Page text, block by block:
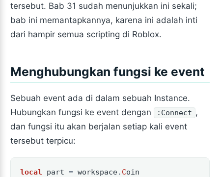
tersebut. Bab 31 sudah menunjukkan ini sekali;
bab ini memantapkannya, karena ini adalah inti
dari hampir semua scripting di Roblox.
Menghubungkan fungsi ke event
Sebuah event ada di dalam sebuah Instance.
Hubungkan fungsi ke event dengan
:Connect ,
dan fungsi itu akan berjalan setiap kali event
tersebut terpicu:
local part = workspace. Coin